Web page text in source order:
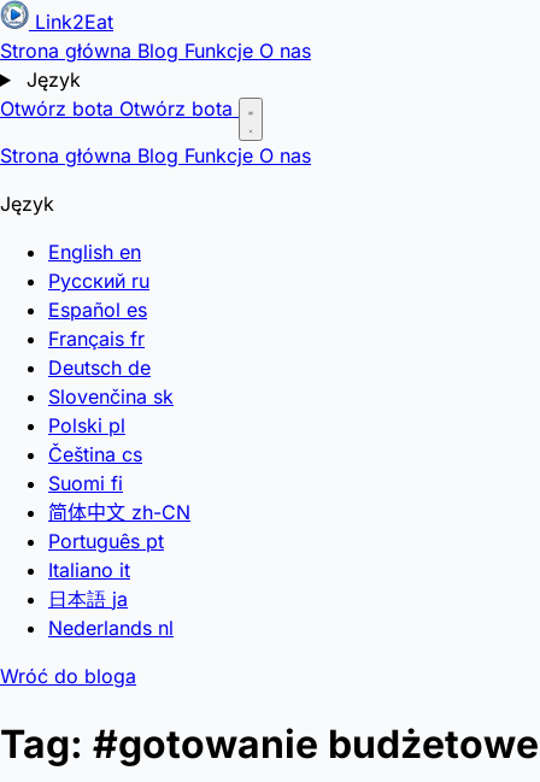
Link2Eat
Strona główna Blog Funkcje O nas
Język
Otwórz bota Otwórz bota
Strona główna Blog Funkcje O nas
Język
English en
Русский ru
Español es
Français fr
Deutsch de
Slovenčina sk
Polski pl
Čeština cs
Suomi fi
简体中文 zh-CN
Português pt
Italiano it
日本語 ja
Nederlands nl
Wróć do bloga
Tag: #gotowanie budżetowe